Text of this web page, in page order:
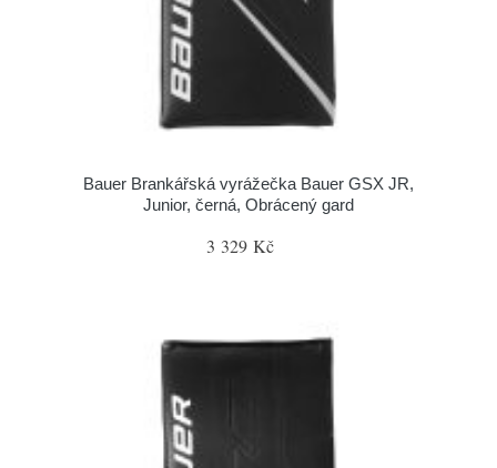
Bauer Brankářská vyrážečka Bauer GSX JR,
Junior, černá, Obrácený gard
3 329 Kč